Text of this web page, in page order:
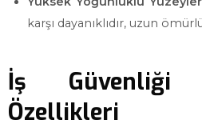
karşı dayanıklıdır, uzun
İş Güvenliği
Özellikleri